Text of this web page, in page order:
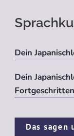
Dein
Dein
Das sagen